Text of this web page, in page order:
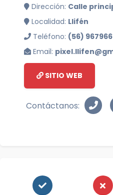
Dirección: Calle
Localidad: Llifén
Teléfono: (56)
Email:
SITIO WEB
Contáctanos: